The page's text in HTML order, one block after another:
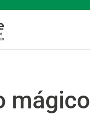
mágico